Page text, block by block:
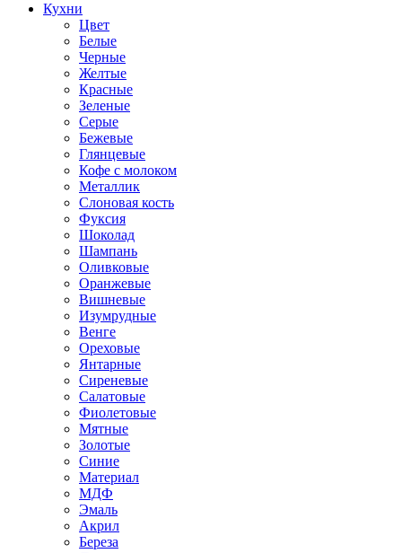
Кухни
Цвет
Белые
Черные
Желтые
Красные
Зеленые
Серые
Бежевые
Глянцевые
Кофе с молоком
Металлик
Слоновая кость
Фуксия
Шоколад
Шампань
Оливковые
Оранжевые
Вишневые
Изумрудные
Венге
Ореховые
Янтарные
Сиреневые
Салатовые
Фиолетовые
Мятные
Золотые
Синие
Материал
МДФ
Эмаль
Акрил
Береза